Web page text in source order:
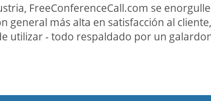
FreeConferenceCall.com se
general más alta en satisfacción al
utilizar - todo respaldado por un